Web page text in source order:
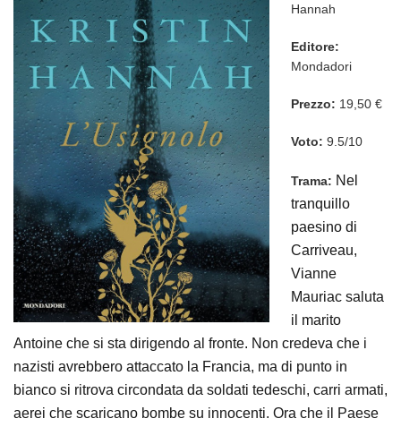
Hannah
Editore:
Mondadori
Prezzo: 19,50 €
Voto: 9.5/10
Trama: Nel
tranquillo
paesino di
Carriveau,
Vianne
Mauriac saluta
il marito
Antoine che si sta dirigendo al fronte. Non credeva che i
nazisti avrebbero attaccato la Francia, ma di punto in
bianco si ritrova circondata da soldati tedeschi, carri armati,
aerei che scaricano bombe su innocenti. Ora che il Paese